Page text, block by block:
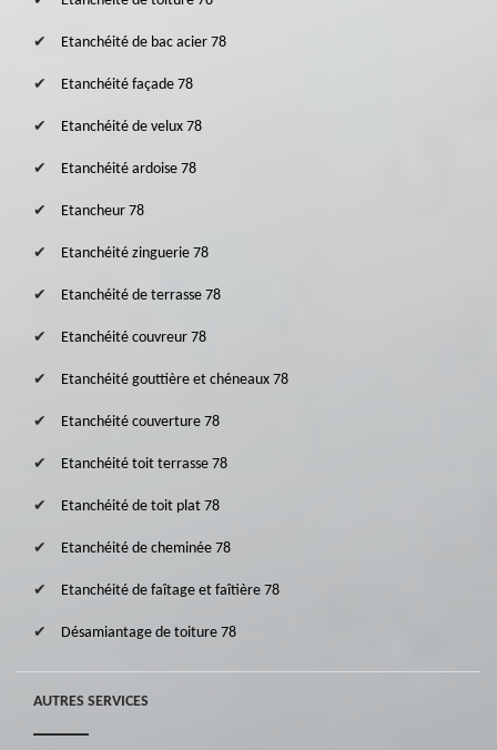
Etanchéité de bac acier 78
Etanchéité façade 78
Etanchéité de velux 78
Etanchéité ardoise 78
Etancheur 78
Etanchéité zinguerie 78
Etanchéité de terrasse 78
Etanchéité couvreur 78
Etanchéité gouttière et chéneaux 78
Etanchéité couverture 78
Etanchéité toit terrasse 78
Etanchéité de toit plat 78
Etanchéité de cheminée 78
Etanchéité de faîtage et faîtière 78
Désamiantage de toiture 78
AUTRES SERVICES